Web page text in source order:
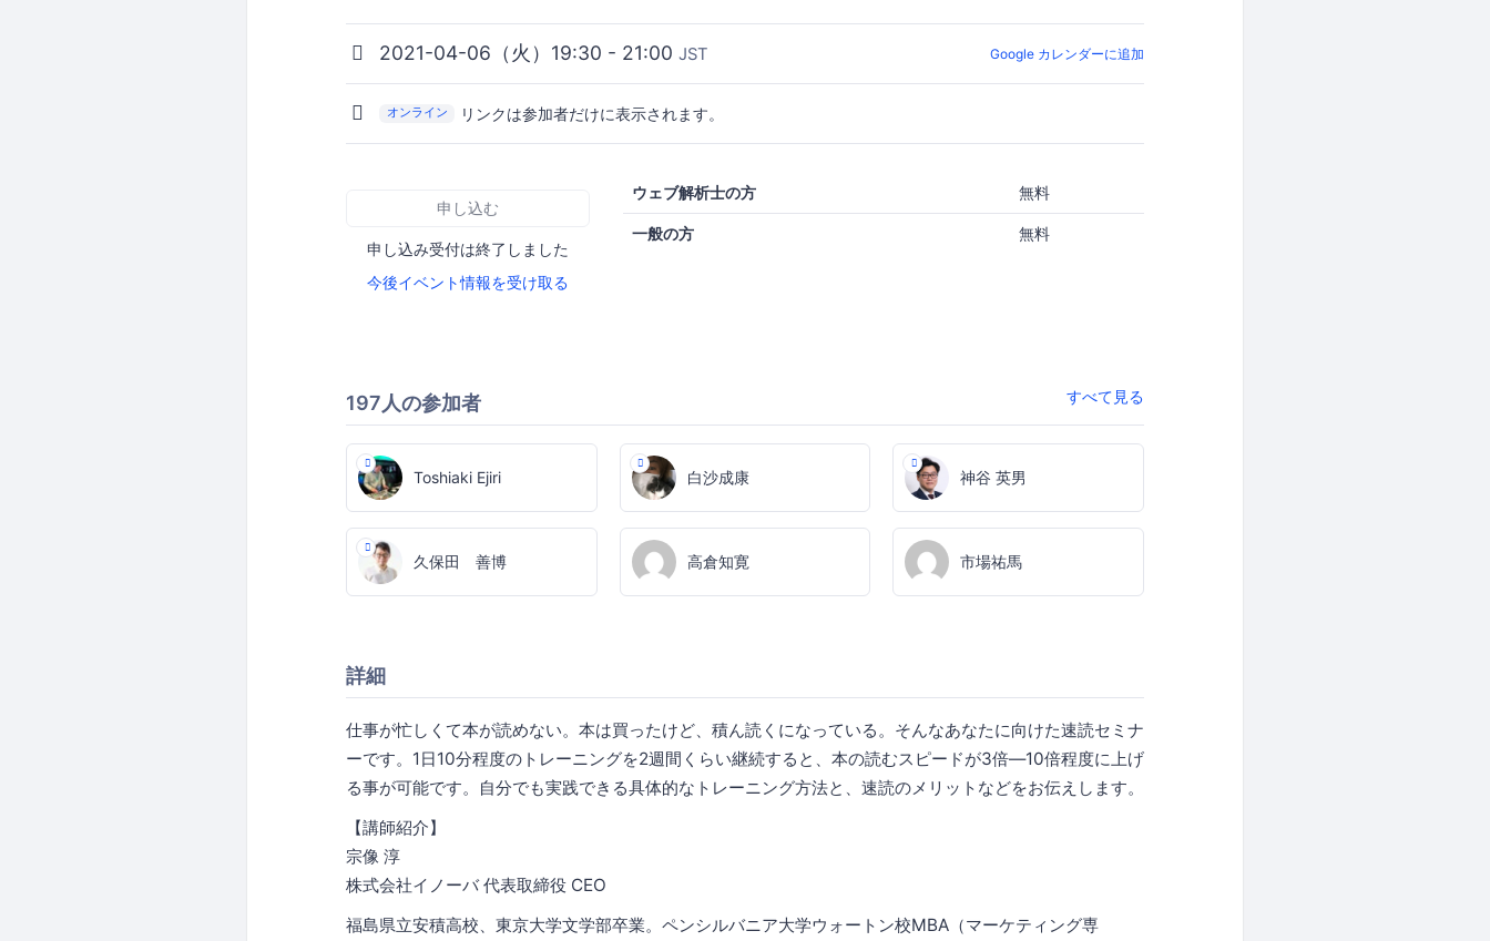
2021-04-06（火）19:30 - 21:00 JST Google カレンダーに追加
オンライン リンクは参加者だけに表示されます。
申し込む
申し込み受付は終了しました
今後イベント情報を受け取る
ウェブ解析士の方 無料
一般の方 無料
197人の参加者 すべて見る
Toshiaki Ejiri 白沙成康 神谷 英男
久保田 善博 高倉知寛 市場祐馬
詳細
仕事が忙しくて本が読めない。本は買ったけど、積ん読くになっている。そんなあなたに向けた速読セミナ
ーです。1日10分程度のトレーニングを2週間くらい継続すると、本の読むスピードが3倍―10倍程度に上げ
る事が可能です。自分でも実践できる具体的なトレーニング方法と、速読のメリットなどをお伝えします。
【講師紹介】
宗像 淳
株式会社イノーバ 代表取締役 CEO
福島県立安積高校、東京大学文学部卒業。ペンシルバニア大学ウォートン校MBA（マーケティング専